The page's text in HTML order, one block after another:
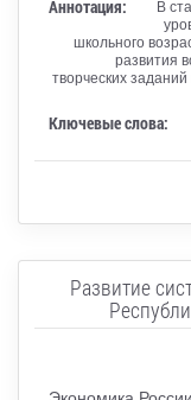
Аннотация:
В
школьного
развития
творческих
Ключевые слова:
Развитие